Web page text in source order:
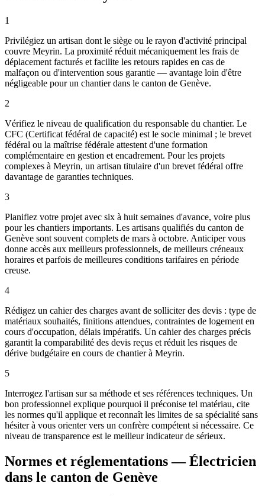
1
Privilégiez un artisan dont le siège ou le rayon d'activité principal
couvre Meyrin. La proximité réduit mécaniquement les frais de
déplacement facturés et facilite les retours rapides en cas de
malfaçon ou d'intervention sous garantie — avantage loin d'être
négligeable pour un chantier dans le canton de Genève.
2
Vérifiez le niveau de qualification du responsable du chantier. Le
CFC (Certificat fédéral de capacité) est le socle minimal ; le brevet
fédéral ou la maîtrise fédérale attestent d'une formation
complémentaire en gestion et encadrement. Pour les projets
complexes à Meyrin, un artisan titulaire d'un brevet fédéral offre
davantage de garanties techniques.
3
Planifiez votre projet avec six à huit semaines d'avance, voire plus
pour les chantiers importants. Les artisans qualifiés du canton de
Genève sont souvent complets de mars à octobre. Anticiper vous
donne accès aux meilleurs professionnels, de meilleurs créneaux
horaires et parfois de meilleures conditions tarifaires en période
creuse.
4
Rédigez un cahier des charges avant de solliciter des devis : type de
matériaux souhaités, finitions attendues, contraintes de logement en
cours d'occupation, délais impératifs. Un cahier des charges précis
garantit la comparabilité des devis reçus et réduit les risques de
dérive budgétaire en cours de chantier à Meyrin.
5
Interrogez l'artisan sur sa méthode et ses références techniques. Un
bon professionnel explique pourquoi il préconise tel matériau, cite
les normes qu'il applique et reconnaît les limites de sa spécialité sans
hésiter à vous orienter vers un confrère compétent si nécessaire. Ce
niveau de transparence est le meilleur indicateur de sérieux.
Normes et réglementations — Électricien
dans le canton de Genève